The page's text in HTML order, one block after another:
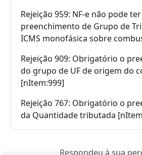
Rejeição 959: NF-e não pode ter
preenchimento de Grupo de
ICMS monofásica sobre
Rejeição 909: Obrigatório o
do grupo de UF de origem do
[nItem:999]
Rejeição 767: Obrigatório o
da Quantidade tributada
Respondeu à sua